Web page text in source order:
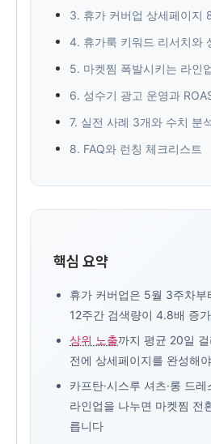
3. 휴가 커버업 상세페이지
4. 휴가룩 키워드 리서치와
5. 마켓찜 폭발시키는 라인
6. 성수기 광고 운영과
7. 실전 사례 3개와 수치 분
8. FAQ와 런칭 체크리스트
핵심 요약
휴가 커버업은 5월 3주차부
12주간 검색량이 4.8배 증
상위 노출까지 평균 20일
전에 상세페이지를 완성해
카프탄·시스루 셔츠·롱 드
라인업을 나누면 마켓찜 전
릅니다